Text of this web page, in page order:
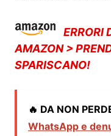
ERRORI
AMAZON >
SPARISCANO!
🔥 DA NON
WhatsApp e